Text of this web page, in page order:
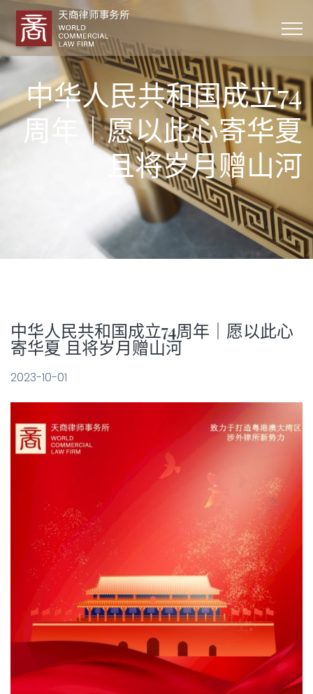
中华人民共和国成立74
周年｜愿以此心寄华夏
且将岁月赠山河
中华人民共和国成立74周年｜愿以此心
寄华夏 且将岁月赠山河
2023-10-01